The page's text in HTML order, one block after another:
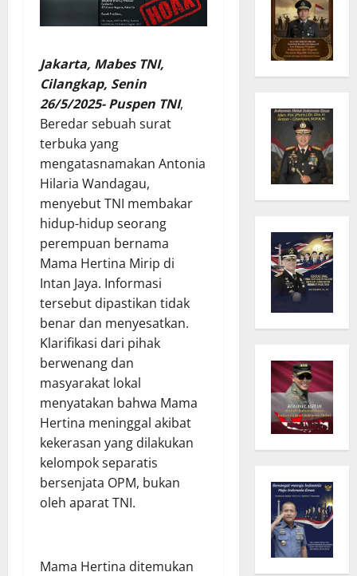
Jakarta, Mabes TNI,
Cilangkap, Senin
26/5/2025- Puspen TNI,
Beredar sebuah surat
terbuka yang
mengatasnamakan Antonia
Hilaria Wandagau,
menyebut TNI membakar
hidup-hidup seorang
perempuan bernama
Mama Hertina Mirip di
Intan Jaya. Informasi
tersebut dipastikan tidak
benar dan menyesatkan.
Klarifikasi dari pihak
berwenang dan
masyarakat lokal
menyatakan bahwa Mama
Hertina meninggal akibat
kekerasan yang dilakukan
kelompok separatis
bersenjata OPM, bukan
oleh aparat TNI.
Mama Hertina ditemukan